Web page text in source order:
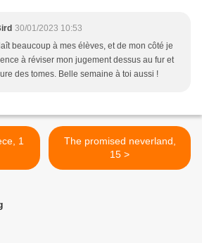
30/01/2023 10:53
beaucoup à mes élèves, et de mon côté je
à réviser mon jugement dessus au fur et
des tomes. Belle semaine à toi aussi !
1
The promised neverland,
15 >